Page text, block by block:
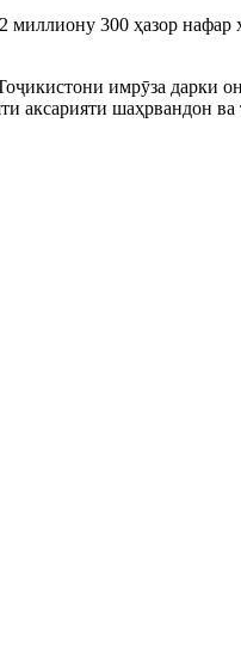
300 ҳазор
имрӯза дарки
аксарияти шаҳрвандон